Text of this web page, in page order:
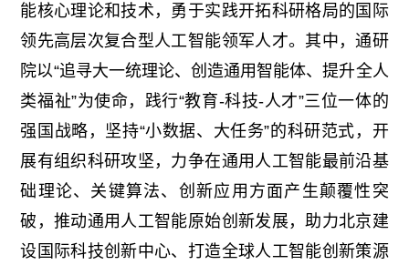
能核心理论和技术，勇于实践开拓科研格局的国际
领先高层次复合型人工智能领军人才。其中，通研
院以“追寻大一统理论、创造通用智能体、提升全人
类福祉”为使命，践行“教育-科技-人才”三位一体的
强国战略，坚持“小数据、大任务”的科研范式，开
展有组织科研攻坚，力争在通用人工智能最前沿基
础理论、关键算法、创新应用方面产生颠覆性突
破，推动通用人工智能原始创新发展，助力北京建
设国际科技创新中心、打造全球人工智能创新策源